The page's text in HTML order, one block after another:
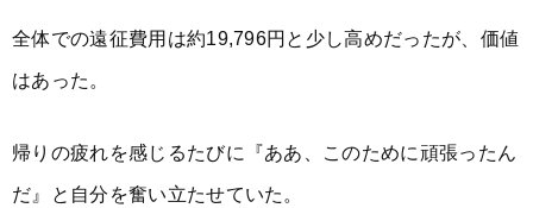
全体での遠征費用は約19,796円と少し高めだったが、価値
はあった。
帰りの疲れを感じるたびに『ああ、このために頑張ったん
だ』と自分を奮い立たせていた。